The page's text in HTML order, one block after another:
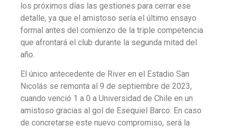
los próximos días las gestiones para cerrar ese
detalle, ya que el amistoso sería el último ensayo
formal antes del comienzo de la triple competencia
que afrontará el club durante la segunda mitad del
año.
El único antecedente de River en el Estadio San
Nicolás se remonta al 9 de septiembre de 2023,
cuando venció 1 a 0 a Universidad de Chile en un
amistoso gracias al gol de Esequiel Barco. En caso
de concretarse este nuevo compromiso, será la